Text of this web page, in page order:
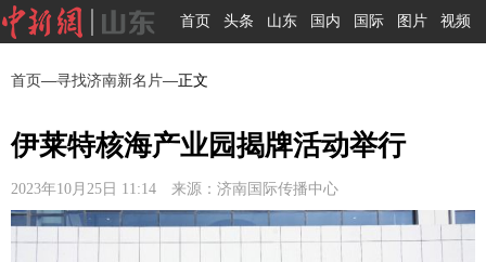
首页 头条 山东 国内 国际 图片 视频
首页—寻找济南新名片—正文
伊莱特核海产业园揭牌活动举行
2023年10月25日 11:14 来源：济南国际传播中心